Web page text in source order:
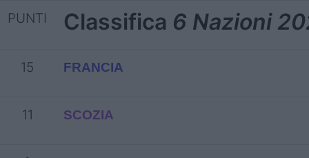
PUNTI Classifica 6 Nazioni
15 FRANCIA
11 SCOZIA